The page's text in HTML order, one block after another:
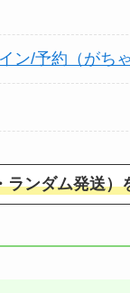
ン/予約（がち
ランダム発送）